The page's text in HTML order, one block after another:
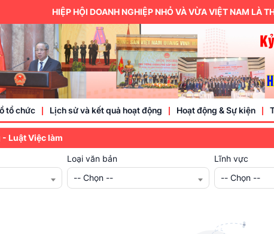
HIỆP HỘI DOANH NGHIỆP NHỎ VÀ VỪA VIỆT NAM LÀ
tổ chức Lịch sử và kết quả hoạt động Hoạt động & Sự kiện
Trung ương hội
Thành viên
- Luật Việc làm
Loại văn bản
-- Chọn --
Lĩnh vực
-- Chọn --